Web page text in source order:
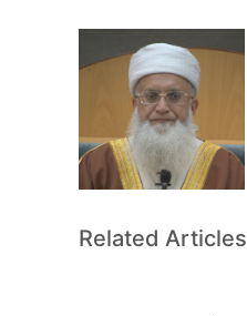
Related Articles